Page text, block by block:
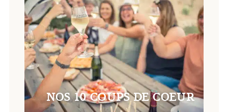
NOS 10 COUPS DE COEUR